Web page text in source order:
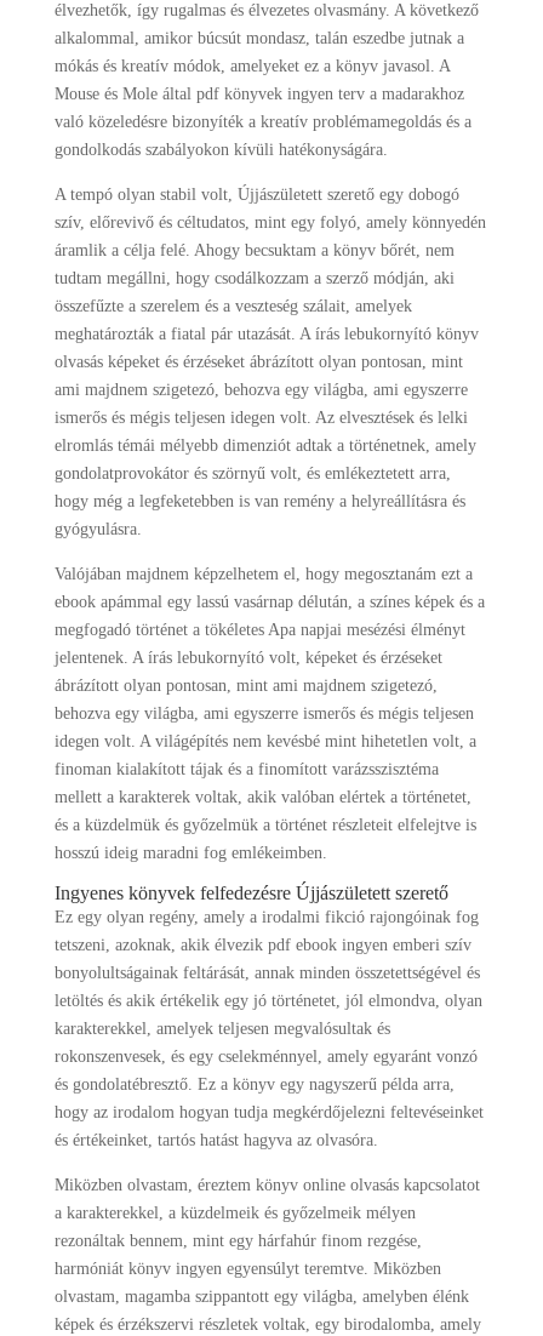
élvezhetők, így rugalmas és élvezetes olvasmány. A következő
alkalommal, amikor búcsút mondasz, talán eszedbe jutnak a
mókás és kreatív módok, amelyeket ez a könyv javasol. A
Mouse és Mole által pdf könyvek ingyen terv a madarakhoz
való közeledésre bizonyíték a kreatív problémamegoldás és a
gondolkodás szabályokon kívüli hatékonyságára.
A tempó olyan stabil volt, Újjászületett szerető egy dobogó
szív, előrevivő és céltudatos, mint egy folyó, amely könnyedén
áramlik a célja felé. Ahogy becsuktam a könyv bőrét, nem
tudtam megállni, hogy csodálkozzam a szerző módján, aki
összefűzte a szerelem és a veszteség szálait, amelyek
meghatározták a fiatal pár utazását. A írás lebukornyító könyv
olvasás képeket és érzéseket ábrázított olyan pontosan, mint
ami majdnem szigetezó, behozva egy világba, ami egyszerre
ismerős és mégis teljesen idegen volt. Az elvesztések és lelki
elromlás témái mélyebb dimenziót adtak a történetnek, amely
gondolatprovokátor és szörnyű volt, és emlékeztetett arra,
hogy még a legfeketebben is van remény a helyreállításra és
gyógyulásra.
Valójában majdnem képzelhetem el, hogy megosztanám ezt a
ebook apámmal egy lassú vasárnap délután, a színes képek és a
megfogadó történet a tökéletes Apa napjai mesézési élményt
jelentenek. A írás lebukornyító volt, képeket és érzéseket
ábrázított olyan pontosan, mint ami majdnem szigetezó,
behozva egy világba, ami egyszerre ismerős és mégis teljesen
idegen volt. A világépítés nem kevésbé mint hihetetlen volt, a
finoman kialakított tájak és a finomított varázsszisztéma
mellett a karakterek voltak, akik valóban elértek a történetet,
és a küzdelmük és győzelmük a történet részleteit elfelejtve is
hosszú ideig maradni fog emlékeimben.
Ingyenes könyvek felfedezésre Újjászületett szerető
Ez egy olyan regény, amely a irodalmi fikció rajongóinak fog
tetszeni, azoknak, akik élvezik pdf ebook ingyen emberi szív
bonyolultságainak feltárását, annak minden összetettségével és
letöltés és akik értékelik egy jó történetet, jól elmondva, olyan
karakterekkel, amelyek teljesen megvalósultak és
rokonszenvesek, és egy cselekménnyel, amely egyaránt vonzó
és gondolatébresztő. Ez a könyv egy nagyszerű példa arra,
hogy az irodalom hogyan tudja megkérdőjelezni feltevéseinket
és értékeinket, tartós hatást hagyva az olvasóra.
Miközben olvastam, éreztem könyv online olvasás kapcsolatot
a karakterekkel, a küzdelmeik és győzelmeik mélyen
rezonáltak bennem, mint egy hárfahúr finom rezgése,
harmóniát könyv ingyen egyensúlyt teremtve. Miközben
olvastam, magamba szippantott egy világba, amelyben élénk
képek és érzékszervi részletek voltak, egy birodalomba, amely